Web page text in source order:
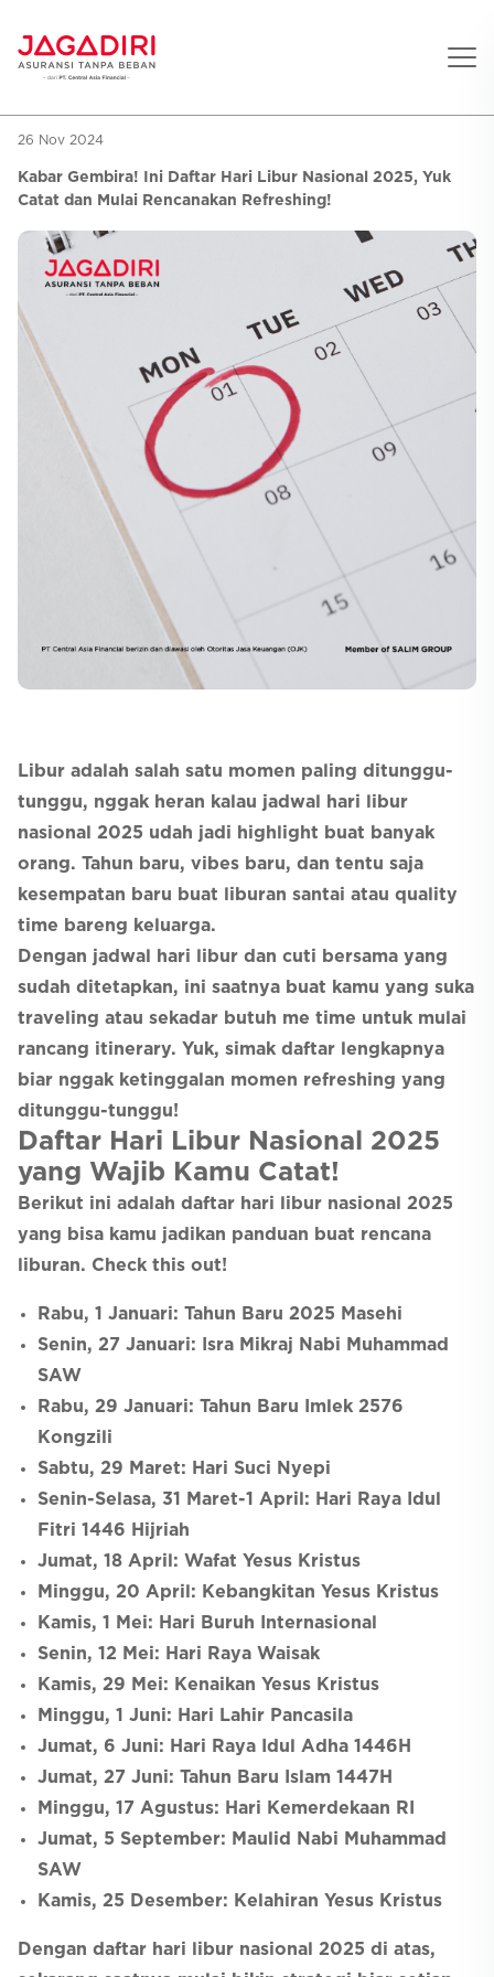
Beranda
Asuransi Pribadi
Aman
Jiwa
Oto
Lifestyle
Asuransi Ramean
Jaga Konser
Jaga Liburan
Jaga Gamers
Asuransi Korporat
Asuransi Kecelakaan
Asuransi Kesehatan
Promo
Hitung Premi
Layanan
Selfcare
26 Nov 2024
Kabar Gembira! Ini Daftar Hari Libur Nasional 2025, Yuk
Catat dan Mulai Rencanakan Refreshing!
Libur adalah salah satu momen paling ditunggu-
tunggu, nggak heran kalau jadwal hari libur
nasional 2025 udah jadi highlight buat banyak
orang. Tahun baru, vibes baru, dan tentu saja
kesempatan baru buat liburan santai atau quality
time bareng keluarga.
Dengan jadwal hari libur dan cuti bersama yang
sudah ditetapkan, ini saatnya buat kamu yang suka
traveling atau sekadar butuh me time untuk mulai
rancang itinerary. Yuk, simak daftar lengkapnya
biar nggak ketinggalan momen refreshing yang
ditunggu-tunggu!
Daftar Hari Libur Nasional 2025
yang Wajib Kamu Catat!
Berikut ini adalah daftar hari libur nasional 2025
yang bisa kamu jadikan panduan buat rencana
liburan. Check this out!
Rabu, 1 Januari: Tahun Baru 2025 Masehi
Senin, 27 Januari: Isra Mikraj Nabi Muhammad
SAW
Rabu, 29 Januari: Tahun Baru Imlek 2576
Kongzili
Sabtu, 29 Maret: Hari Suci Nyepi
Senin-Selasa, 31 Maret-1 April: Hari Raya Idul
Fitri 1446 Hijriah
Jumat, 18 April: Wafat Yesus Kristus
Minggu, 20 April: Kebangkitan Yesus Kristus
Kamis, 1 Mei: Hari Buruh Internasional
Senin, 12 Mei: Hari Raya Waisak
Kamis, 29 Mei: Kenaikan Yesus Kristus
Minggu, 1 Juni: Hari Lahir Pancasila
Jumat, 6 Juni: Hari Raya Idul Adha 1446H
Jumat, 27 Juni: Tahun Baru Islam 1447H
Minggu, 17 Agustus: Hari Kemerdekaan RI
Jumat, 5 September: Maulid Nabi Muhammad
SAW
Kamis, 25 Desember: Kelahiran Yesus Kristus
Dengan daftar hari libur nasional 2025 di atas,